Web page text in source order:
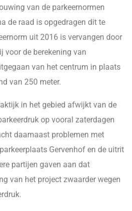
van de parkeernormen
de raad is opgedragen dit te
uit 2016 is vervangen door
voor de berekening van
van het centrum in plaats
van 250 meter.
in het gebied afwijkt van de
op vooral zaterdagen
daarnaast problemen met
Gervenhof en de uitrit
partijen gaven aan dat
van het project zwaarder wegen